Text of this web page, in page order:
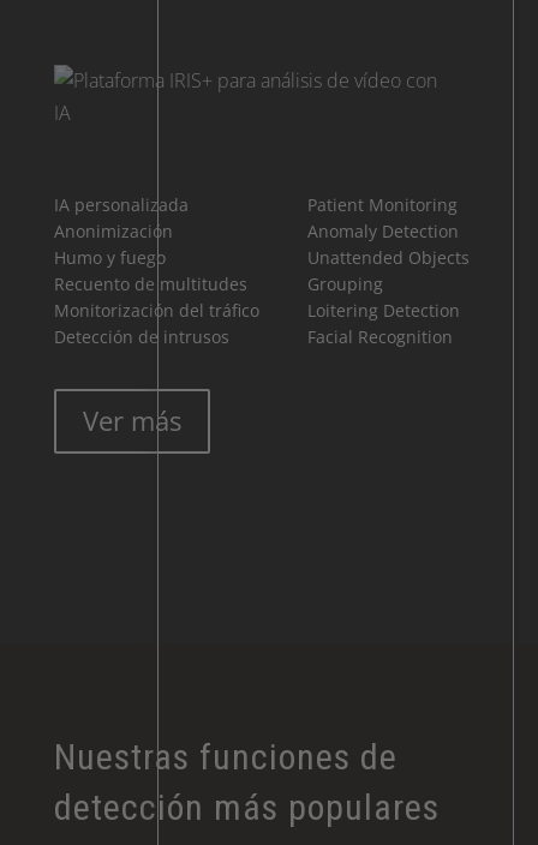
IA personalizada
Anonimización
Humo y fuego
Recuento de multitudes
Monitorización del tráfico
Detección de intrusos
Patient Monitoring
Anomaly Detection
Unattended Objects
Grouping
Loitering Detection
Facial Recognition
Ver más
Nuestras funciones de
detección más populares